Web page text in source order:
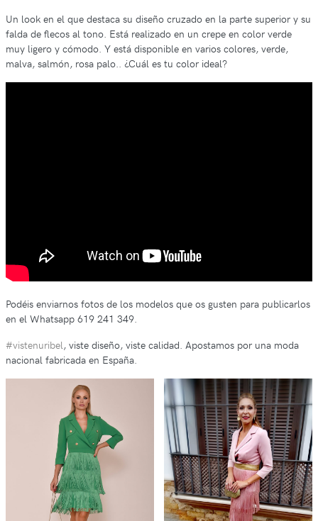
Un look en el que destaca su diseño cruzado en la parte superior y su
falda de flecos al tono. Está realizado en un crepe en color verde
muy ligero y cómodo. Y está disponible en varios colores, verde,
malva, salmón, rosa palo.. ¿Cuál es tu color ideal?
Podéis enviarnos fotos de los modelos que os gusten para publicarlos
en el Whatsapp 619 241 349.
#vistenuribel, viste diseño, viste calidad. Apostamos por una moda
nacional fabricada en España.